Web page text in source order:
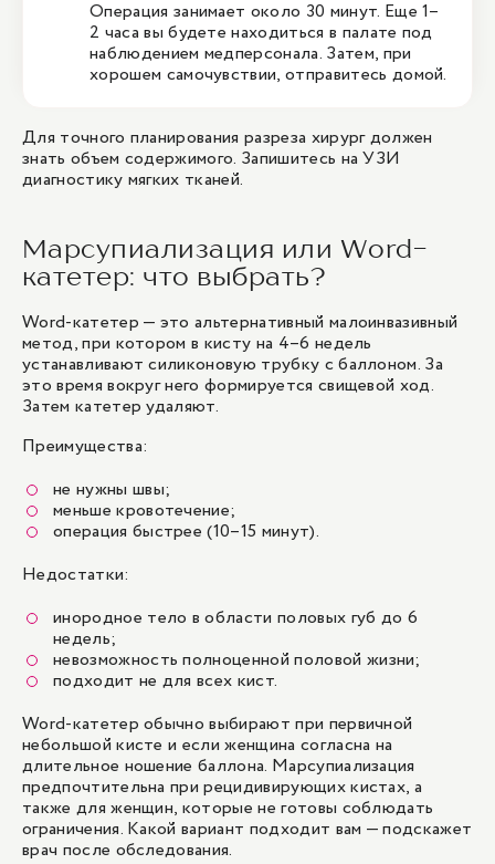
Операция занимает около 30 минут. Еще 1–
2 часа вы будете находиться в палате под
наблюдением медперсонала. Затем, при
хорошем самочувствии, отправитесь домой.
Для точного планирования разреза хирург должен
знать объем содержимого. Запишитесь наУЗИ
диагностику мягких тканей.
Марсупиализация или Word-
катетер: что выбрать?
Word-катетер — это альтернативный малоинвазивный
метод, при котором в кисту на 4–6 недель
устанавливают силиконовую трубку с баллоном. За
это время вокруг него формируется свищевой ход.
Затем катетер удаляют.
Преимущества:
не нужны швы;
меньше кровотечение;
операция быстрее (10–15 минут).
Недостатки:
инородное тело в области половых губ до 6
недель;
невозможность полноценной половой жизни;
подходит не для всех кист.
Word-катетер обычно выбирают при первичной
небольшой кисте и если женщина согласна на
длительное ношение баллона. Марсупиализация
предпочтительна при рецидивирующих кистах, а
также для женщин, которые не готовы соблюдать
ограничения. Какой вариант подходит вам — подскажет
врач после обследования.